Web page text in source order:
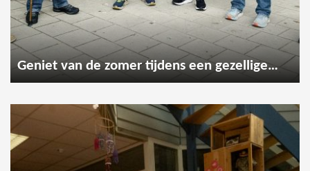
Geniet van de zomer tijdens een gezellige wandeling